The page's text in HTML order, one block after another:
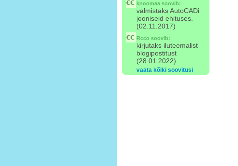
knoomaa soovib:
valmistaks AutoCADi
jooniseid ehituses.
(02.11.2017)
Rcco soovib:
kirjutaks iluteemalist
blogipostitust
(28.01.2022)
vaata kõiki soovitusi